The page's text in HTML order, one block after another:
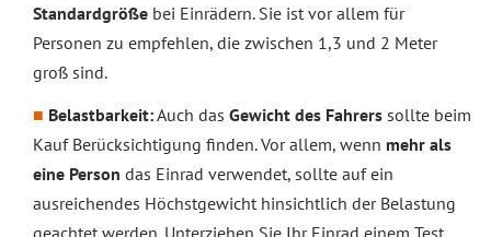
Standardgröße bei Einrädern. Sie ist vor allem für
Personen zu empfehlen, die zwischen 1,3 und 2 Meter
groß sind.
Belastbarkeit:Auch das Gewicht des Fahrers sollte beim
Kauf Berücksichtigung finden. Vor allem, wenn mehr als
eine Person das Einrad verwendet, sollte auf ein
ausreichendes Höchstgewicht hinsichtlich der Belastung
geachtet werden. Unterziehen Sie Ihr Einrad einem Test,